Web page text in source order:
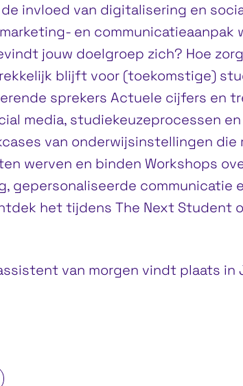
invloed van digitalisering en
en communicatieaanpak
jouw doelgroep zich? Hoe
blijft voor (toekomstige)
sprekers Actuele cijfers en
media, studiekeuzeprocessen
van onderwijsinstellingen die
werven en binden Workshops
gepersonaliseerde communicatie
het tijdens The Next Student
van morgen vindt plaats in